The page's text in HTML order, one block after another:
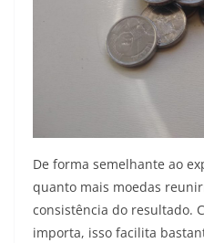
De forma semelhante ao
quanto mais moedas
consistência do resultado.
importa, isso facilita